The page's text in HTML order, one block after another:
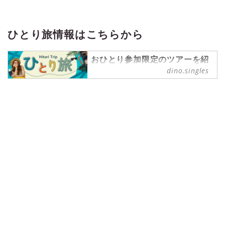
ケーション」が注目されています。
遠出をしなくても、近場で旅行気分
がホテルステイの魅力です。この記
事では、大阪で宿泊をメインに楽し
めるホテルを5つご紹介するので、
ひとり旅情報はこちらから
おひとり参加限定のツアーを紹
介する【ひとり旅プラン】を中
心に、ひとり旅情報を発信中！
dino.singles